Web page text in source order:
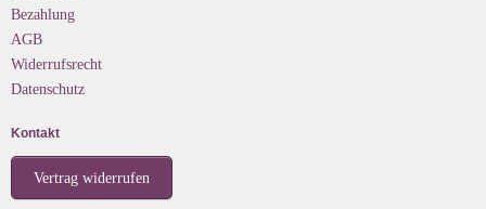
Bezahlung
AGB
Widerrufsrecht
Datenschutz
Kontakt
Vertrag widerrufen